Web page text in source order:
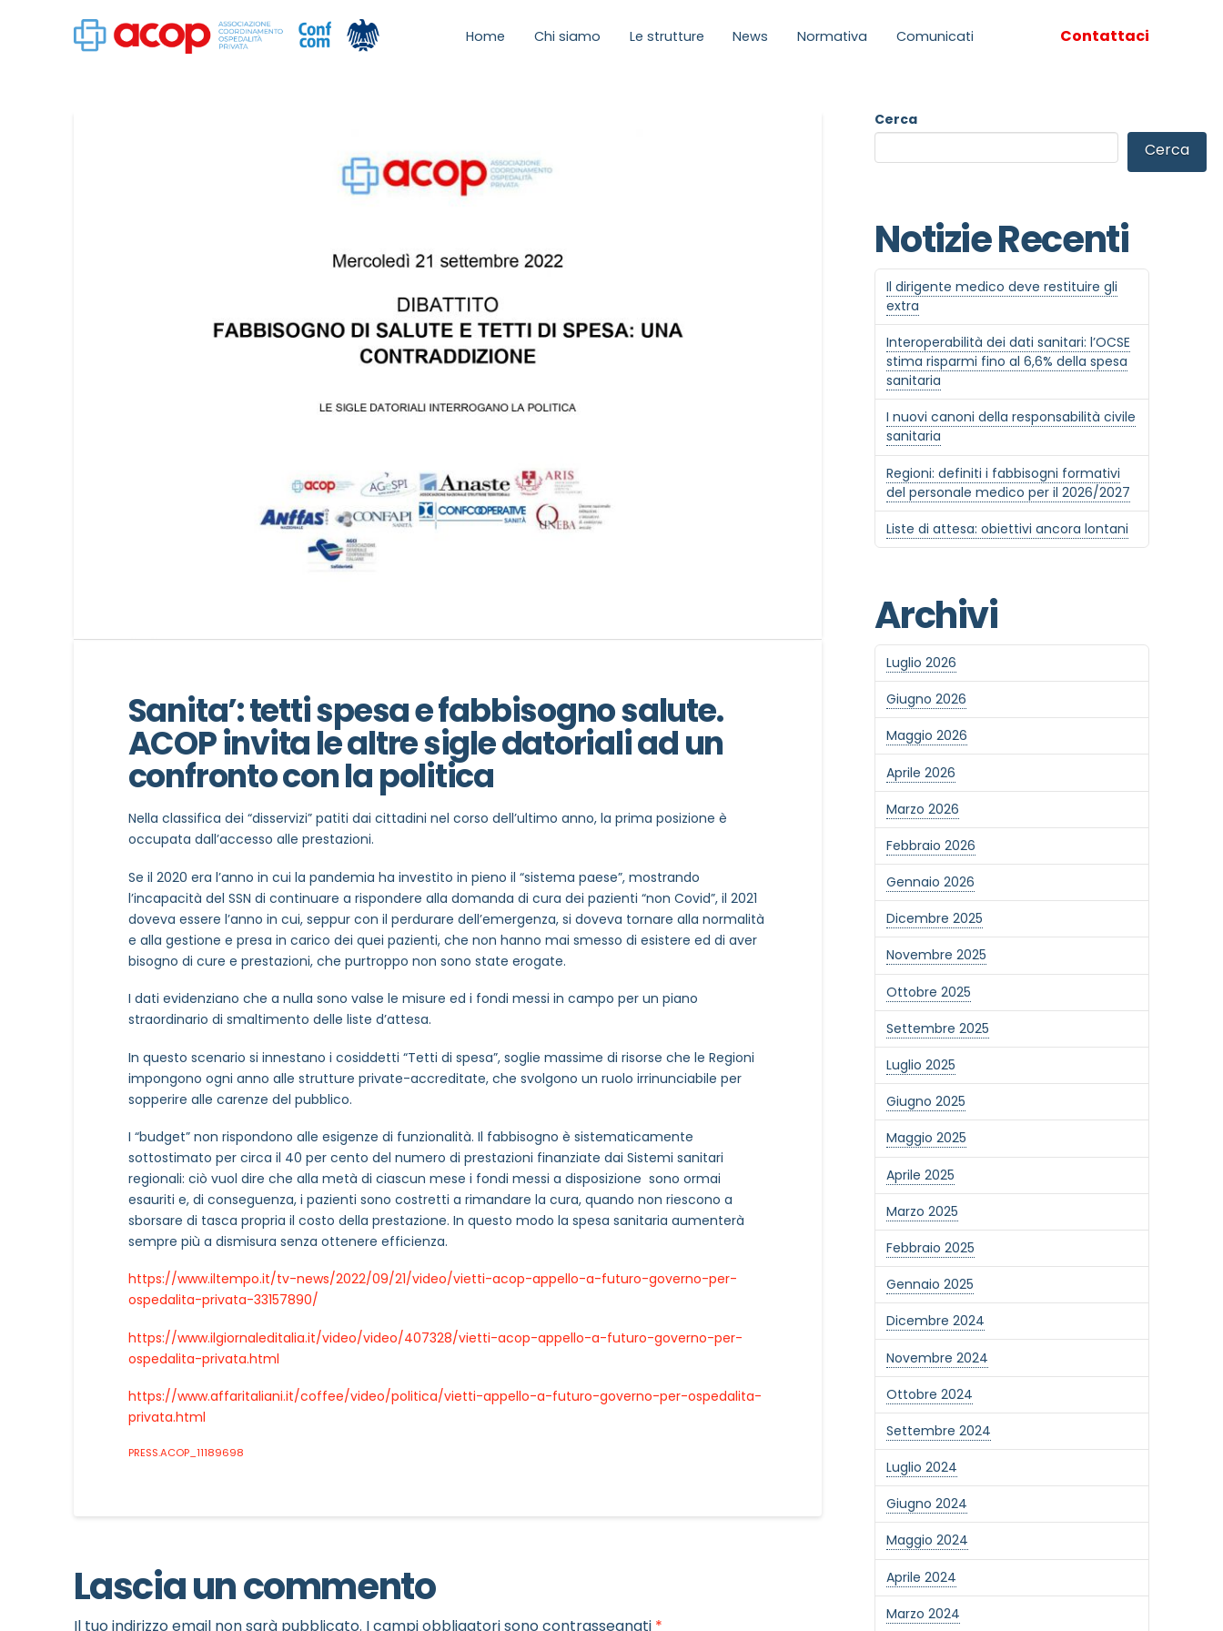
Home Chi siamo Le strutture News Normativa Comunicati Contattaci
Sanita’: tetti spesa e fabbisogno salute.
ACOP invita le altre sigle datoriali ad un
confronto con la politica
Nella classifica dei “disservizi” patiti dai cittadini nel corso dell’ultimo anno, la prima posizione è
occupata dall’accesso alle prestazioni.
Se il 2020 era l’anno in cui la pandemia ha investito in pieno il “sistema paese”, mostrando
l’incapacità del SSN di continuare a rispondere alla domanda di cura dei pazienti “non Covid”, il 2021
doveva essere l’anno in cui, seppur con il perdurare dell’emergenza, si doveva tornare alla normalità
e alla gestione e presa in carico dei quei pazienti, che non hanno mai smesso di esistere ed di aver
bisogno di cure e prestazioni, che purtroppo non sono state erogate.
I dati evidenziano che a nulla sono valse le misure ed i fondi messi in campo per un piano
straordinario di smaltimento delle liste d’attesa.
In questo scenario si innestano i cosiddetti “Tetti di spesa”, soglie massime di risorse che le Regioni
impongono ogni anno alle strutture private-accreditate, che svolgono un ruolo irrinunciabile per
sopperire alle carenze del pubblico.
I “budget” non rispondono alle esigenze di funzionalità. Il fabbisogno è sistematicamente
sottostimato per circa il 40 per cento del numero di prestazioni finanziate dai Sistemi sanitari
regionali: ciò vuol dire che alla metà di ciascun mese i fondi messi a disposizione sono ormai
esauriti e, di conseguenza, i pazienti sono costretti a rimandare la cura, quando non riescono a
sborsare di tasca propria il costo della prestazione. In questo modo la spesa sanitaria aumenterà
sempre più a dismisura senza ottenere efficienza.
https://www.iltempo.it/tv-news/2022/09/21/video/vietti-acop-appello-a-futuro-governo-per-
ospedalita-privata-33157890/
https://www.ilgiornaleditalia.it/video/video/407328/vietti-acop-appello-a-futuro-governo-per-
ospedalita-privata.html
https://www.affaritaliani.it/coffee/video/politica/vietti-appello-a-futuro-governo-per-ospedalita-
privata.html
PRESS.ACOP_11189698
Lascia un commento
Il tuo indirizzo email non sarà pubblicato. I campi obbligatori sono contrassegnati *
Cerca
Cerca
Notizie Recenti
Il dirigente medico deve restituire gli
extra
Interoperabilità dei dati sanitari: l’OCSE
stima risparmi fino al 6,6% della spesa
sanitaria
I nuovi canoni della responsabilità civile
sanitaria
Regioni: definiti i fabbisogni formativi
del personale medico per il 2026/2027
Liste di attesa: obiettivi ancora lontani
Archivi
Luglio 2026
Giugno 2026
Maggio 2026
Aprile 2026
Marzo 2026
Febbraio 2026
Gennaio 2026
Dicembre 2025
Novembre 2025
Ottobre 2025
Settembre 2025
Luglio 2025
Giugno 2025
Maggio 2025
Aprile 2025
Marzo 2025
Febbraio 2025
Gennaio 2025
Dicembre 2024
Novembre 2024
Ottobre 2024
Settembre 2024
Luglio 2024
Giugno 2024
Maggio 2024
Aprile 2024
Marzo 2024
NOME STRUTTURA* MAIL REFERENTE